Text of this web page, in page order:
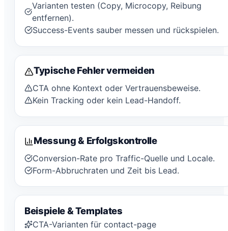
Varianten testen (Copy, Microcopy, Reibung
entfernen).
Success-Events sauber messen und rückspielen.
Typische Fehler vermeiden
CTA ohne Kontext oder Vertrauensbeweise.
Kein Tracking oder kein Lead-Handoff.
Messung & Erfolgskontrolle
Conversion-Rate pro Traffic-Quelle und Locale.
Form-Abbruchraten und Zeit bis Lead.
Beispiele & Templates
CTA-Varianten für contact-page